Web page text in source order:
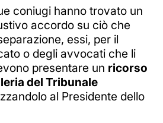
coniugi hanno trovato un
accordo su ciò che
essi, per il
o degli avvocati che li
presentare un ricorso
del Tribunale
al Presidente dello